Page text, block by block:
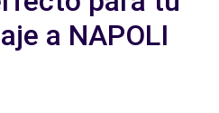
a NAPOLI